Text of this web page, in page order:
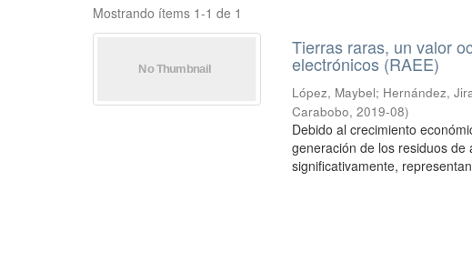
Mostrando ítems 1-1 de 1
Tierras raras, un valor
electrónicos (RAEE)
López, Maybel; Hernández,
Carabobo,2019-08)
Debido al crecimiento
generación de los residuos
significativamente,